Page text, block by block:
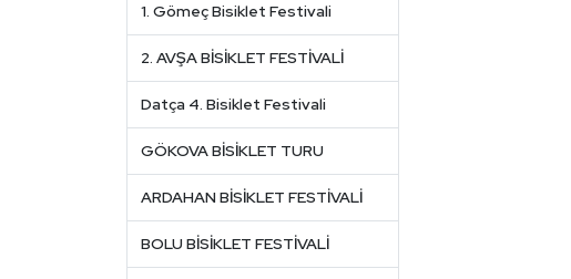
1. Gömeç Bisiklet Festivali
2. AVŞA BİSİKLET FESTİVALİ
Datça 4. Bisiklet Festivali
GÖKOVA BİSİKLET TURU
ARDAHAN BİSİKLET FESTİVALİ
BOLU BİSİKLET FESTİVALİ